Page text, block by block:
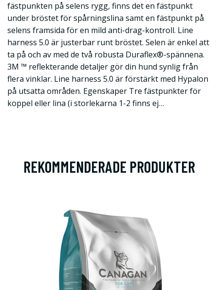
fästpunkten på selens rygg, finns det en fästpunkt
under bröstet för spårningslina samt en fästpunkt på
selens framsida för en mild anti-drag-kontroll. Line
harness 5.0 är justerbar runt bröstet. Selen är enkel att
ta på och av med de två robusta Duraflex®-spännena.
3M ™ reflekterande detaljer gör din hund synlig från
flera vinklar. Line harness 5.0 är förstärkt med Hypalon
på utsatta områden. Egenskaper Tre fästpunkter för
koppel eller lina (i storlekarna 1-2 finns ej…
REKOMMENDERADE PRODUKTER